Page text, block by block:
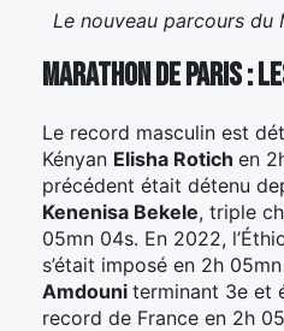
Le nouveau parcours du
Marathon de Paris :
Le record masculin est
Kényan Elisha Rotich en
précédent était détenu
Kenenisa Bekele, triple
05mn 04s. En 2022,
s’était imposé en 2h
Amdouni terminant 3e et
record de France en 2h